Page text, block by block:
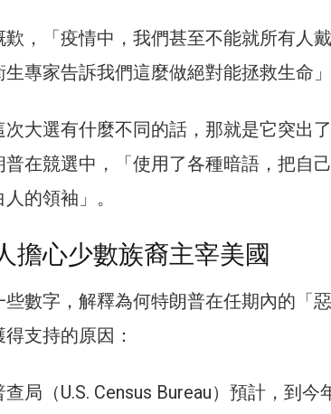
歎，「疫情中，我們甚至不能就所有人
專家告訴我們這麼做絕對能拯救生命」
次大選有什麼不同的話，那就是它突出
普在競選中，「使用了各種暗語，把自
的領袖」。
擔心少數族裔主宰美國
數字，解釋為何特朗普在任期內的「
支持的原因：
局（U.S. Census Bureau）預計，到